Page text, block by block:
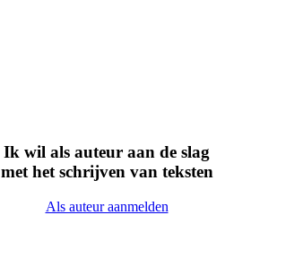
Ik wil als auteur aan de slag
met het schrijven van teksten
Als auteur aanmelden